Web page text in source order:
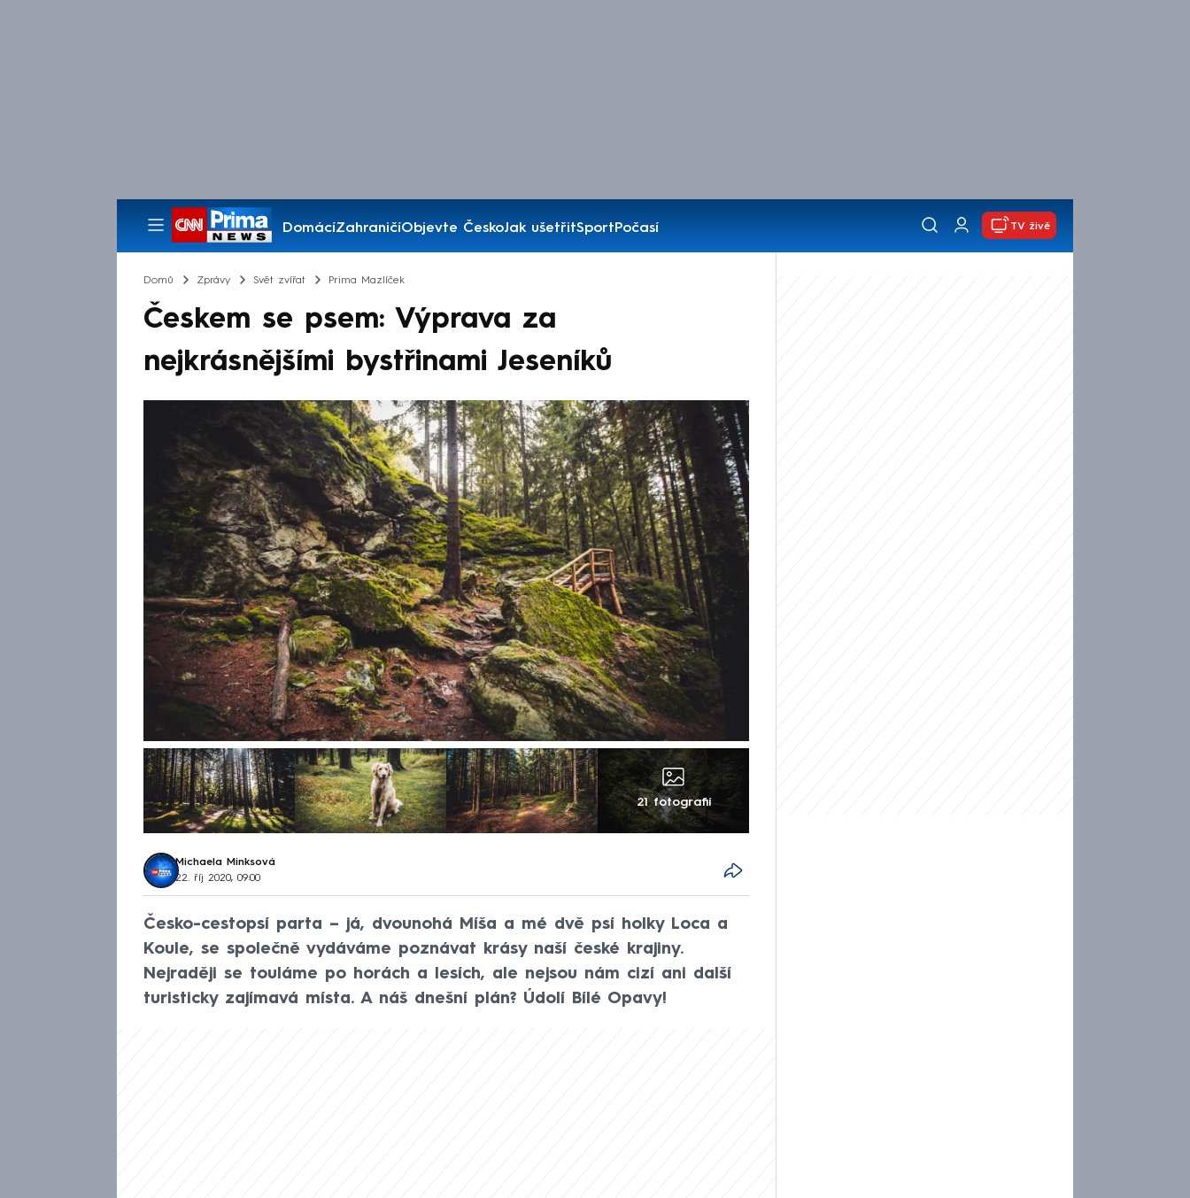
DomácíZahraničíObjevte ČeskoJak ušetřitSportPočasí
Pořady
TV živě
Domů Zprávy Svět zvířat Prima Mazlíček
Českem se psem: Výprava za
nejkrásnějšími bystřinami Jeseníků
21 fotografií
Michaela Minksová
22. říj 2020, 09:00
Česko-cestopsí parta – já, dvounohá Míša a mé dvě psí holky Loca a
Koule, se společně vydáváme poznávat krásy naší české krajiny.
Nejraději se touláme po horách a lesích, ale nejsou nám cizí ani další
turisticky zajímavá místa. A náš dnešní plán? Údolí Bílé Opavy!